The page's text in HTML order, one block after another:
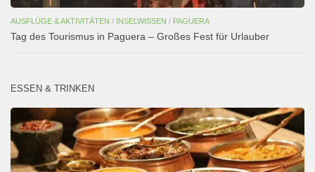
AUSFLÜGE & AKTIVITÄTEN / INSELWISSEN / PAGUERA
Tag des Tourismus in Paguera – Großes Fest für Urlauber
ESSEN & TRINKEN